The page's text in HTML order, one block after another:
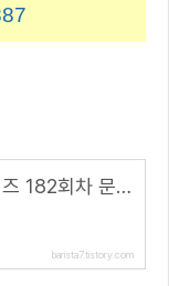
리브메이트 일반상식퀴즈 182회차 문제 및 정답(21.03.01 ~ 21.03.07)
barista7.tistory.com